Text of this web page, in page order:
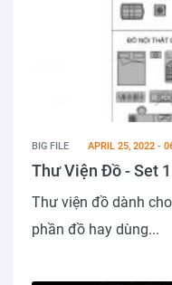
BIG FILE APRIL 25, 2022 -
Thư Viện Đồ - Set 1
Thư viện đồ dành
phần đồ hay dùng...